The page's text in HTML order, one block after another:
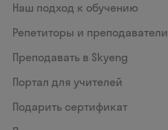
Наш подход к обучению
Репетиторы и преподаватели
Преподавать в Skyeng
Портал для учителей
Подарить сертификат